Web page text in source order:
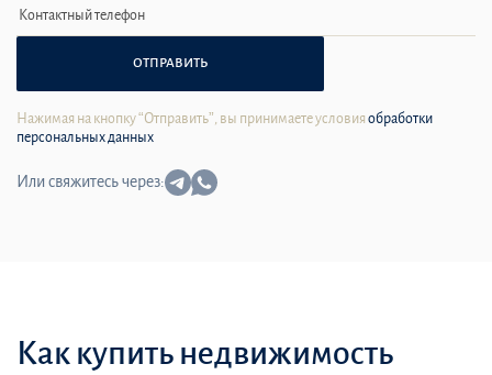
ОТПРАВИТЬ
Нажимая на кнопку “Отправить”, вы принимаете условия обработки
персональных данных
Или свяжитесь через:
Как купить недвижимость